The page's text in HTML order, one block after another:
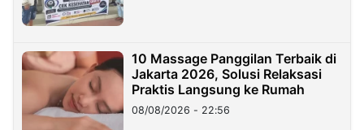
10 Massage Panggilan Terbaik di
Jakarta 2026, Solusi Relaksasi
Praktis Langsung ke Rumah
08/08/2026 - 22:56